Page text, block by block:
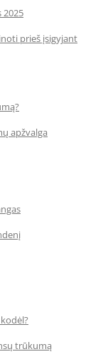
2025
prieš įsigyjant
apžvalga
trūkumą